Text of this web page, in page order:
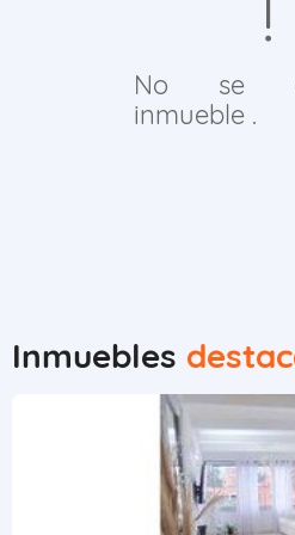
No se
inmueble .
Inmuebles